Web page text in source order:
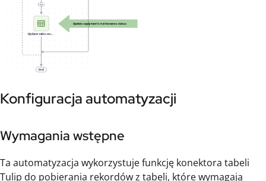
Konfiguracja automatyzacji
Wymagania wstępne
Ta automatyzacja wykorzystuje funkcję konektora tabeli
Tulip do pobierania rekordów z tabeli, które wymagają